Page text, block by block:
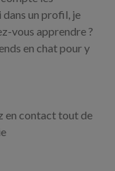
dans un profil, je
vous apprendre ?
en chat pour y
en contact tout de